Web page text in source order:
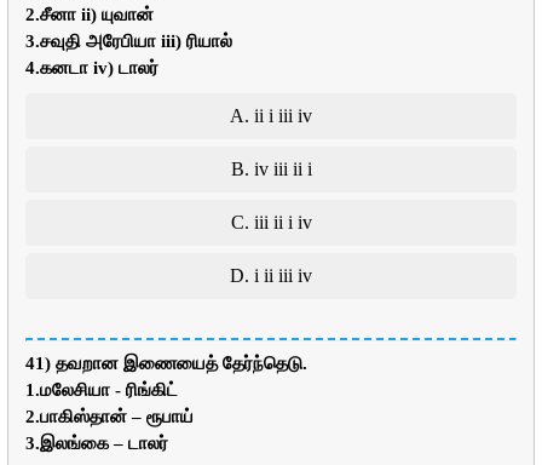
2.சீனா ii) யுவான்
3.சவுதி அரேபியா iii) ரியால்
4.கனடா iv) டாலர்
A. ii i iii iv
B. iv iii ii i
C. iii ii i iv
D. i ii iii iv
41) தவறான இணையைத் தேர்ந்தெடு.
1.மலேசியா - ரிங்கிட்
2.பாகிஸ்தான் – ரூபாய்
3.இலங்கை – டாலர்